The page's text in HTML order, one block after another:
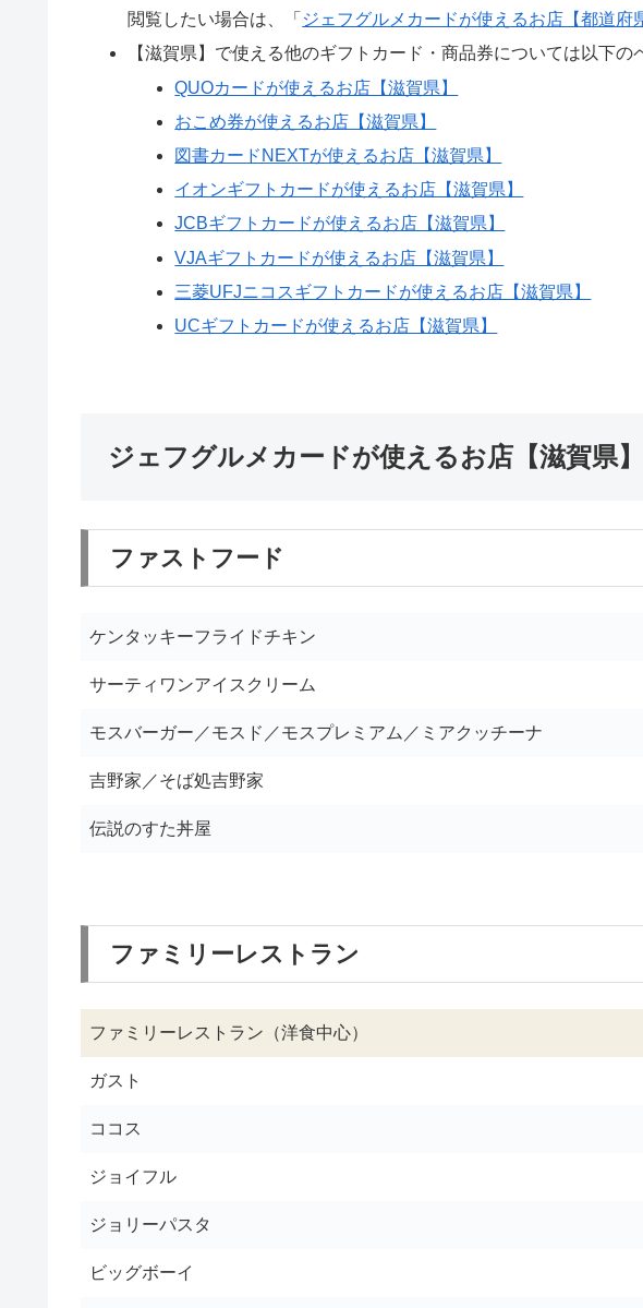
閲覧したい場合は、「 ジェフグルメカードが使えるお店【都道府
【滋賀県】で使える他のギフトカード・商品券については以下の
QUOカードが使えるお店【滋賀県】
おこめ券が使えるお店【滋賀県】
図書カードNEXTが使えるお店【滋賀県】
イオンギフトカードが使えるお店【滋賀県】
JCBギフトカードが使えるお店【滋賀県】
VJAギフトカードが使えるお店【滋賀県】
三菱UFJニコスギフトカードが使えるお店【滋賀県】
UCギフトカードが使えるお店【滋賀県】
ジェフグルメカードが使えるお店【滋賀県】
ファストフード
ケンタッキーフライドチキン
サーティワンアイスクリーム
モスバーガー／モスド／モスプレミアム／ミアクッチーナ
吉野家／そば処吉野家
伝説のすた丼屋
ファミリーレストラン
ファミリーレストラン（洋食中心）
ガスト
ココス
ジョイフル
ジョリーパスタ
ビッグボーイ